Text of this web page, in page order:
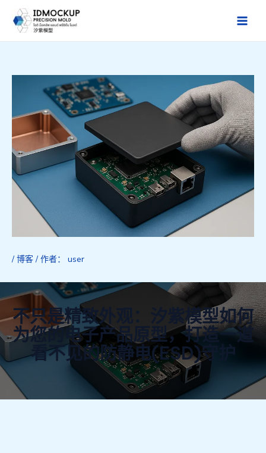
Main
/ 博客/ 作者： user
不只是精致外观：汐紫模型如何
为您的电子产品原型，打造一道
看不见的防静电(ESD)守护